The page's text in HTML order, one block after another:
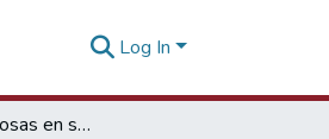
Log In
Experiencias exitosas en sostenibilidad empresarial exportadora [30 de marzo de 2022]